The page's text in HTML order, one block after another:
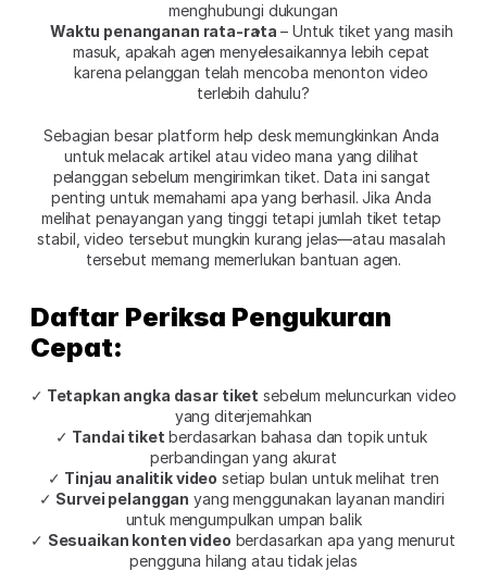
menghubungi dukungan
Waktu penanganan rata-rata – Untuk tiket yang masih
masuk, apakah agen menyelesaikannya lebih cepat
karena pelanggan telah mencoba menonton video
terlebih dahulu?
Sebagian besar platform help desk memungkinkan Anda
untuk melacak artikel atau video mana yang dilihat
pelanggan sebelum mengirimkan tiket. Data ini sangat
penting untuk memahami apa yang berhasil. Jika Anda
melihat penayangan yang tinggi tetapi jumlah tiket tetap
stabil, video tersebut mungkin kurang jelas—atau masalah
tersebut memang memerlukan bantuan agen.
Daftar Periksa Pengukuran
Cepat:
✓ Tetapkan angka dasar tiket sebelum meluncurkan video
yang diterjemahkan
✓ Tandai tiket berdasarkan bahasa dan topik untuk
perbandingan yang akurat
✓ Tinjau analitik video setiap bulan untuk melihat tren
✓ Survei pelanggan yang menggunakan layanan mandiri
untuk mengumpulkan umpan balik
✓ Sesuaikan konten video berdasarkan apa yang menurut
pengguna hilang atau tidak jelas